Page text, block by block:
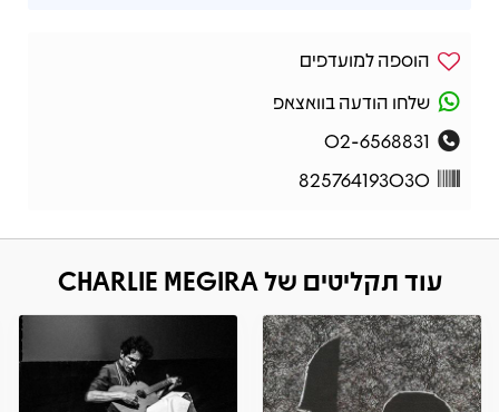
הוספה למועדפים
שלחו הודעה בוואצאפ
02-6568831
825764193030
עוד תקליטים של CHARLIE MEGIRA